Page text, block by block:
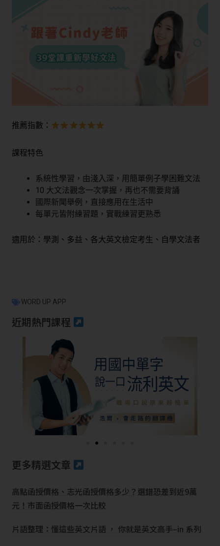
推薦指數：
課程特色
系統性學習，由淺入深，用簡單例子學困難文法
10 大文法觀念一次掌握，再也不需要背誦
國際新聞舉例，直接應用在生活中
每單元皆附練習題，實戰練習更熟悉
適用於：學測、多益、各大英文檢定考生、自學文法者
WORD UP APP
近期熱門課程
更多精選文章
高點函授價格、志光函授價格多少？選錯恐差到近9萬
元！市面函授價格一次比較
片語整理：懂這些英文片語 ， 你就是英文高手–in 系列